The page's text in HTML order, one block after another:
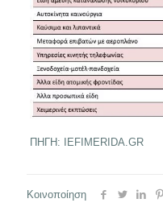
ΠΗΓΗ: IEFIMERIDA.GR
Κοινοποίηση